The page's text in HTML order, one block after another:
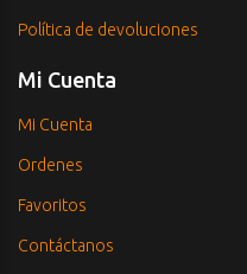
Política de devoluciones
Mi Cuenta
Mi Cuenta
Ordenes
Favoritos
Contáctanos